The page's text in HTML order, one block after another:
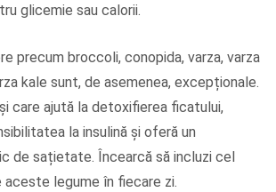
glicemie sau calorii.
precum broccoli, conopida, varza, varza
kale sunt, de asemenea, excepționale.
care ajută la detoxifierea ficatului,
la insulină și oferă un
de sațietate. Încearcă să incluzi cel
legume în fiecare zi.